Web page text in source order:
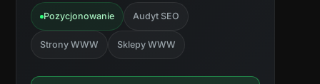
Pozycjonowanie Audyt SEO
Strony WWW Sklepy WWW